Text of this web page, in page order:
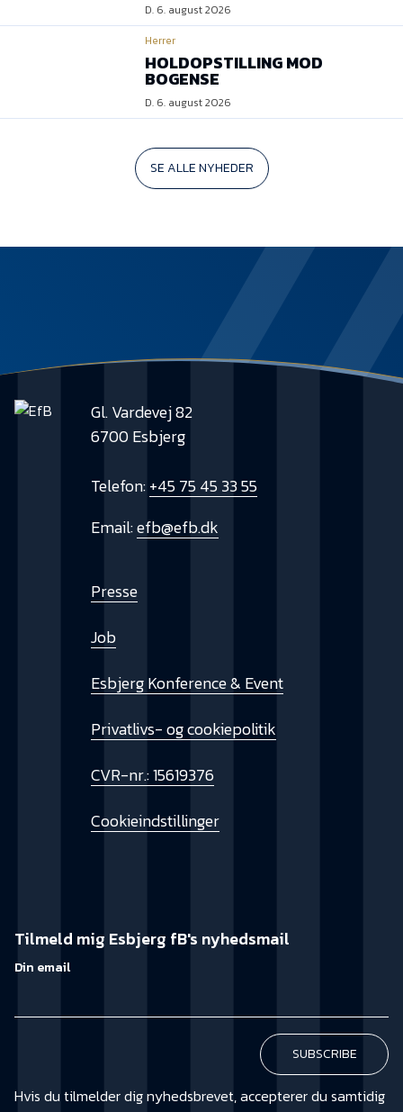
D. 6. august 2026
Herrer
HOLDOPSTILLING MOD
BOGENSE
D. 6. august 2026
SE ALLE NYHEDER
Gl. Vardevej 82
6700 Esbjerg
Telefon:+45 75 45 33 55
Email:efb@efb.dk
Presse
Job
Esbjerg Konference & Event
Privatlivs- og cookiepolitik
CVR-nr.: 15619376
Cookieindstillinger
Tilmeld mig Esbjerg fB's nyhedsmail
Din email
Hvis du tilmelder dig nyhedsbrevet, accepterer du samtidig